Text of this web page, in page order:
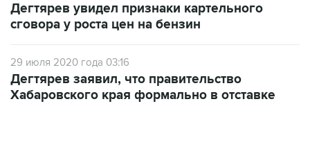
Дегтярев увидел признаки картельного
сговора у роста цен на бензин
29 июля 2020 года 03:16
Дегтярев заявил, что правительство
Хабаровского края формально в отставке